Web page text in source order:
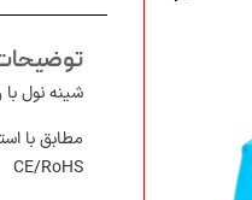
شینه نول
CE/RoHS